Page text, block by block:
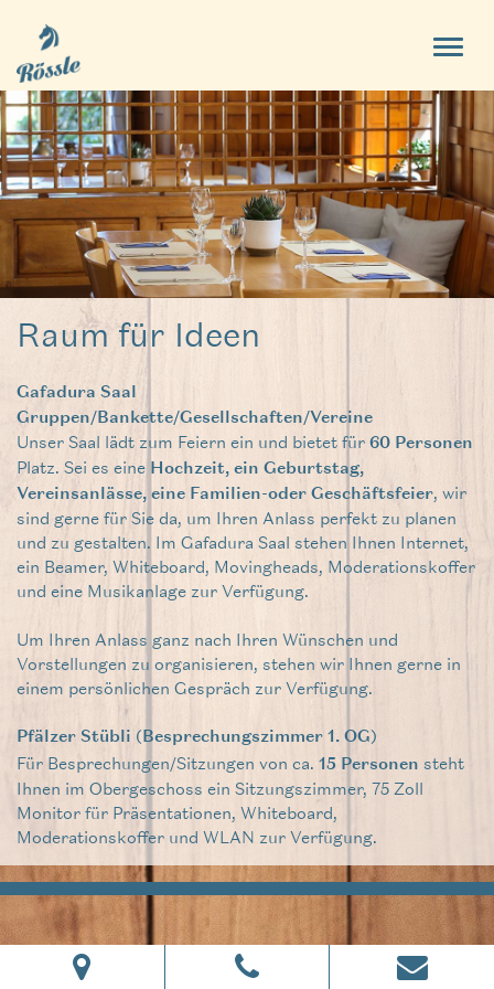
Raum für Ideen
Gafadura Saal
Gruppen/Bankette/Gesellschaften/Vereine
Unser Saal lädt zum Feiern ein und bietet für 60 Personen
Platz. Sei es eine Hochzeit, ein Geburtstag,
Vereinsanlässe, eine Familien-oder Geschäftsfeier, wir
sind gerne für Sie da, um Ihren Anlass perfekt zu planen
und zu gestalten. Im Gafadura Saal stehen Ihnen Internet,
ein Beamer, Whiteboard, Movingheads, Moderationskoffer
und eine Musikanlage zur Verfügung.
Um Ihren Anlass ganz nach Ihren Wünschen und
Vorstellungen zu organisieren, stehen wir Ihnen gerne in
einem persönlichen Gespräch zur Verfügung.
Pfälzer Stübli (Besprechungszimmer 1. OG)
Für Besprechungen/Sitzungen von ca. 15 Personen steht
Ihnen im Obergeschoss ein Sitzungszimmer, 75 Zoll
Monitor für Präsentationen, Whiteboard,
Moderationskoffer und WLAN zur Verfügung.
IMPRESSUM DATENSCHUTZ